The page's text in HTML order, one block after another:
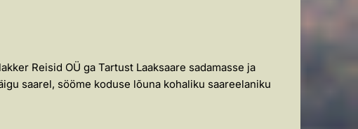
Reisid OÜ ga Tartust Laaksaare sadamasse ja
saarel, sööme koduse lõuna kohaliku saareelaniku